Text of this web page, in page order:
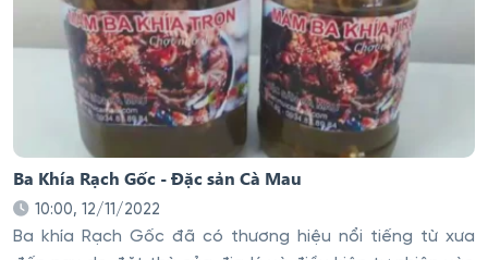
Ba Khía Rạch Gốc - Đặc sản Cà Mau
10:00, 12/11/2022
Ba khía Rạch Gốc đã có thương hiệu nổi tiếng từ xưa